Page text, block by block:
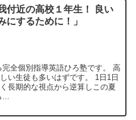
付近の高校１年生！ 良い
にするために！」
全個別指導英語ひろ塾です。 高
い生徒も多いはずです。 1日1日
長期的な視点から逆算しこの夏